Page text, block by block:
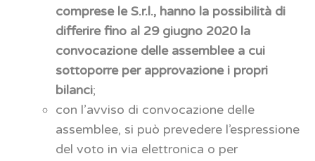
comprese le S.r.l., hanno la possibilità di
differire fino al 29 giugno 2020 la
convocazione delle assemblee a cui
sottoporre per approvazione i propri
bilanci;
con l’avviso di convocazione delle
assemblee, si può prevedere l’espressione
del voto in via elettronica o per